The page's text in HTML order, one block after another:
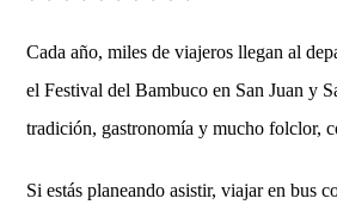
Cada año, miles de viajeros llegan al
el Festival del Bambuco en San Juan y
tradición, gastronomía y mucho folclor,
Si estás planeando asistir, viajar en bus